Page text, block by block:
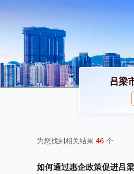
吕梁
为您找到相关结果 46 个
如何通过惠企政策促进吕